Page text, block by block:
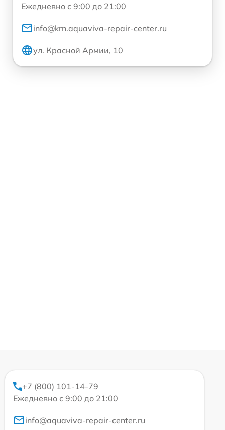
Ежедневно с 9:00 до 21:00
info@krn.aquaviva-repair-center.ru
ул. Красной Армии, 10
+7 (800) 101-14-79
Ежедневно с 9:00 до 21:00
info@aquaviva-repair-center.ru